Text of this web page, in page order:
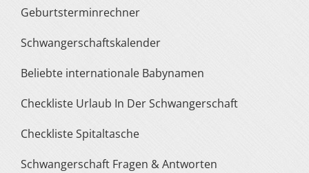
Geburtsterminrechner
Schwangerschaftskalender
Beliebte internationale Babynamen
Checkliste Urlaub In Der Schwangerschaft
Checkliste Spitaltasche
Schwangerschaft Fragen & Antworten